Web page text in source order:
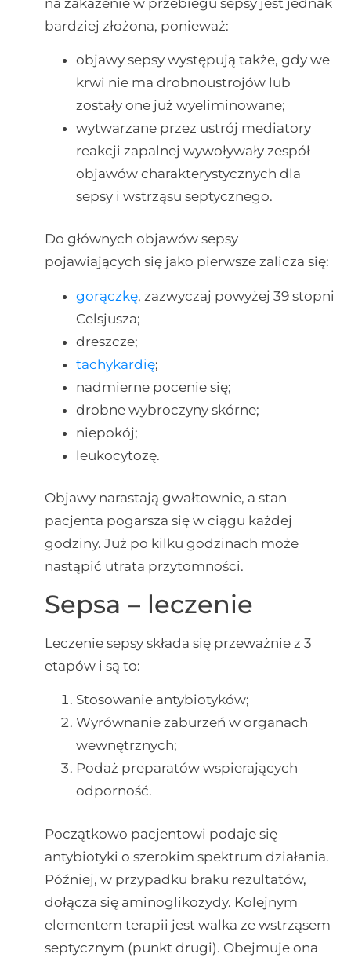
bardziej złożona, ponieważ:
objawy sepsy występują także, gdy we
krwi nie ma drobnoustrojów lub
zostały one już wyeliminowane;
wytwarzane przez ustrój mediatory
reakcji zapalnej wywoływały zespół
objawów charakterystycznych dla
sepsy i wstrząsu septycznego.
Do głównych objawów sepsy
pojawiających się jako pierwsze zalicza się:
gorączkę, zazwyczaj powyżej 39 stopni
Celsjusza;
dreszcze;
tachykardię;
nadmierne pocenie się;
drobne wybroczyny skórne;
niepokój;
leukocytozę.
Objawy narastają gwałtownie, a stan
pacjenta pogarsza się w ciągu każdej
godziny. Już po kilku godzinach może
nastąpić utrata przytomności.
Sepsa – leczenie
Leczenie sepsy składa się przeważnie z 3
etapów i są to:
Stosowanie antybiotyków;
Wyrównanie zaburzeń w organach
wewnętrznych;
Podaż preparatów wspierających
odporność.
Początkowo pacjentowi podaje się
antybiotyki o szerokim spektrum działania.
Później, w przypadku braku rezultatów,
dołącza się aminoglikozydy. Kolejnym
elementem terapii jest walka ze wstrząsem
septycznym (punkt drugi). Obejmuje ona